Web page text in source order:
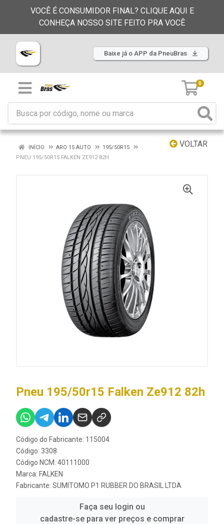
VOCÊ É CONSUMIDOR FINAL? CLIQUE AQUI E
CONHEÇA NOSSO SITE FEITO PRA VOCÊ
Baixe já o APP da PneuBras
0
VOLTAR
INÍCIO ARO 15 AUTO
195/50R15
PNEU 195/50R15 FALKEN ZE912 82H
Pneu 195/50r15 Falken Ze912 82h
Código do Fabricante: 115004
Código: 3308
Código NCM: 40111000
Marca: FALKEN
Fabricante: SUMITOMO P1 RUBBER DO BRASIL LTDA
Faça seu login ou
cadastre-se para ver preços e comprar